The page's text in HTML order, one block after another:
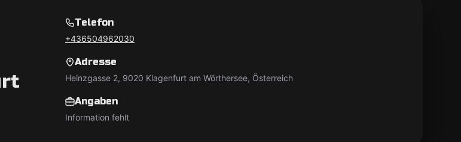
Telefon
+436504962030
Adresse
Heinzgasse 2, 9020 Klagenfurt am Wörthersee, Österreich
Angaben
Information fehlt